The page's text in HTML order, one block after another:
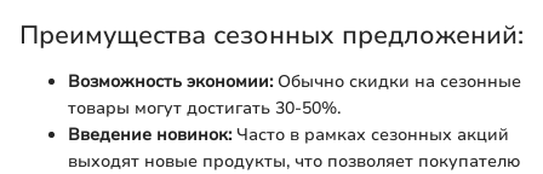
Преимущества сезонных предложений:
Возможность экономии:Обычно скидки на сезонные
товары могут достигать 30-50%.
Введение новинок:Часто в рамках сезонных акций
выходят новые продукты, что позволяет покупателю